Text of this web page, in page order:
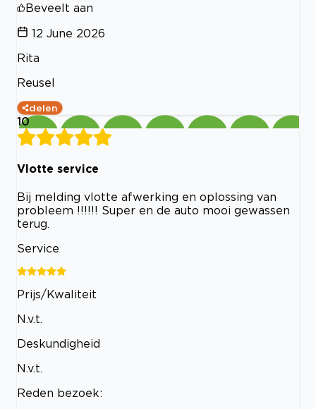
Beveelt aan
12 June 2026
Rita
Reusel
delen
10
Vlotte service
Bij melding vlotte afwerking en oplossing van
probleem !!!!!! Super en de auto mooi gewassen
terug.
Service
Prijs/Kwaliteit
N.v.t.
Deskundigheid
N.v.t.
Reden bezoek: